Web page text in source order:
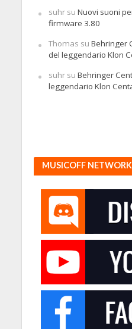
suhrsu Nuovi suoni
firmware 3.80
Thomas su Behringer
del leggendario Klon
suhrsu Behringer
leggendario Klon
MUSICOFF NETWORK